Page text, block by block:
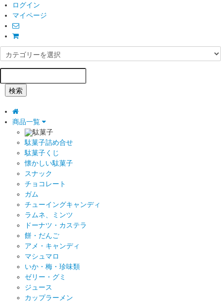
ログイン
マイページ
検索
商品一覧
駄菓子
駄菓子詰め合せ
駄菓子くじ
懐かしい駄菓子
スナック
チョコレート
ガム
チューイングキャンディ
ラムネ、ミンツ
ドーナツ・カステラ
餅・だんご
アメ・キャンディ
マシュマロ
いか・梅・珍味類
ゼリー・グミ
ジュース
カップラーメン